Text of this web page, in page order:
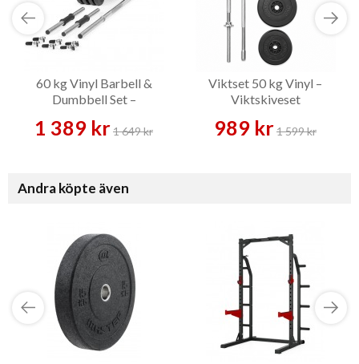
60 kg Vinyl Barbell &
Dumbbell Set –
1 389 kr1 649 kr
Viktset 50 kg Vinyl –
Viktskiveset
989 kr1 599 kr
Andra köpte även